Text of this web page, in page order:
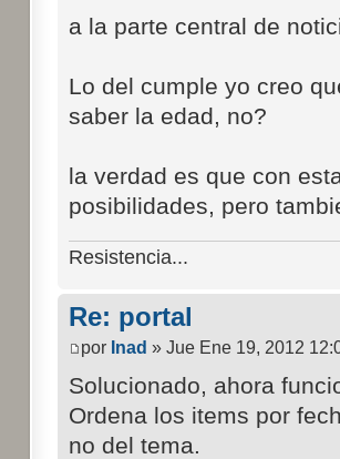
a la parte central de
Lo del cumple yo creo
saber la edad, no?
la verdad es que con
posibilidades, pero
Resistencia...
Re: portal
por Inad » Jue Ene 19, 2012
Solucionado, ahora
Ordena los items por
no del tema.